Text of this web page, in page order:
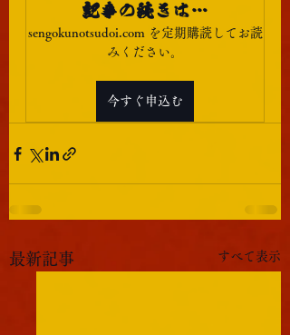
記事の続きは…
sengokunotsudoi.com を定期購読してお読
みください。
今すぐ申込む
最新記事 すべて表示